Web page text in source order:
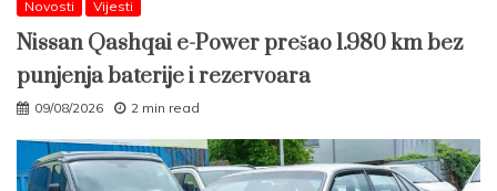
Novosti Vijesti
Nissan Qashqai e-Power prešao 1.980 km bez
punjenja baterije i rezervoara
09/08/2026 2 min read